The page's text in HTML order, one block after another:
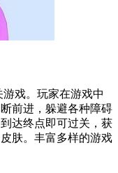
戏。玩家在游戏中
前进，躲避各种障碍
达终点即可过关，获
肤。丰富多样的游戏